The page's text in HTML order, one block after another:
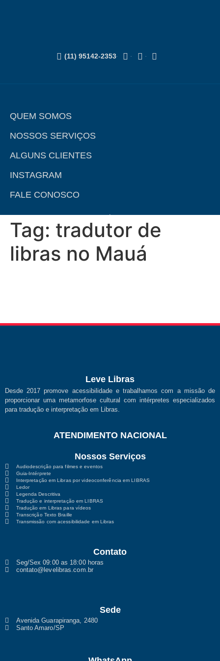
(11) 95142-2353
QUEM SOMOS
NOSSOS SERVIÇOS
ALGUNS CLIENTES
INSTAGRAM
FALE CONOSCO
Tag: tradutor de
libras no Mauá
Leve Libras
Desde 2017 promove acessibilidade e trabalhamos com a missão de
proporcionar uma metamorfose cultural com intérpretes especializados
para tradução e interpretação em Libras.
ATENDIMENTO NACIONAL
Nossos Serviços
Audiodescrição para filmes e eventos
Guia-Intérprete
Interpretação em Libras por videoconferência em LIBRAS
Ledor
Legenda Descritiva
Tradução e interpretação em LIBRAS
Tradução em Libras para vídeos
Transcrição Texto Braille
Transmissão com acessibilidade em Libras
Contato
Seg/Sex 09:00 as 18:00 horas
contato@levelibras.com.br
Sede
Avenida Guarapiranga, 2480
Santo Amaro/SP